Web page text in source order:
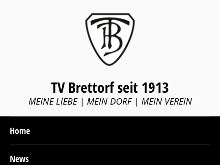
TV Brettorf seit 1913
MEINE LIEBE | MEIN DORF | MEIN VEREIN
Home
News